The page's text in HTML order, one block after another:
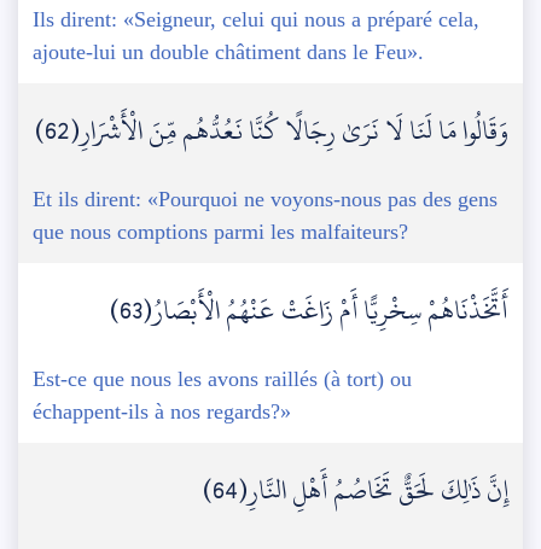
Ils dirent: «Seigneur, celui qui nous a préparé cela,
ajoute-lui un double châtiment dans le Feu».
وَقَالُوا مَا لَنَا لَا نَرَىٰ رِجَالًا كُنَّا نَعُدُّهُم مِّنَ الْأَشْرَارِ(62)
Et ils dirent: «Pourquoi ne voyons-nous pas des gens
que nous comptions parmi les malfaiteurs?
أَتَّخَذْنَاهُمْ سِخْرِيًّا أَمْ زَاغَتْ عَنْهُمُ الْأَبْصَارُ(63)
Est-ce que nous les avons raillés (à tort) ou
échappent-ils à nos regards?»
إِنَّ ذَٰلِكَ لَحَقٌّ تَخَاصُمُ أَهْلِ النَّارِ(64)